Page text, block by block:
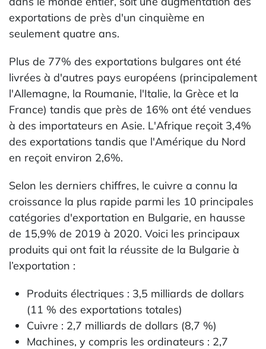
exportations de près d'un cinquième en
seulement quatre ans.
Plus de 77% des exportations bulgares ont été
livrées à d'autres pays européens (principalement
l'Allemagne, la Roumanie, l'Italie, la Grèce et la
France) tandis que près de 16% ont été vendues
à des importateurs en Asie. L'Afrique reçoit 3,4%
des exportations tandis que l'Amérique du Nord
en reçoit environ 2,6%.
Selon les derniers chiffres, le cuivre a connu la
croissance la plus rapide parmi les 10 principales
catégories d'exportation en Bulgarie, en hausse
de 15,9% de 2019 à 2020. Voici les principaux
produits qui ont fait la réussite de la Bulgarie à
l’exportation :
Produits électriques : 3,5 milliards de dollars
(11 % des exportations totales)
Cuivre : 2,7 milliards de dollars (8,7 %)
Machines, y compris les ordinateurs : 2,7